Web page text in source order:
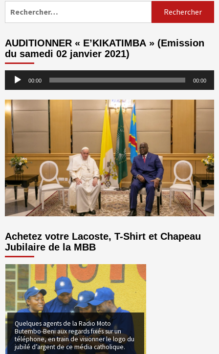
AUDITIONNER « E’KIKATIMBA » (Emission
du samedi 02 janvier 2021)
Lecteur 00:00 00:00
Achetez votre Lacoste, T-Shirt et Chapeau
Jubilaire de la MBB
Quelques agents de la Radio Moto
Butembo-Beni aux regards fixés sur un
téléphone, en train de visionner le logo du
jubilé d’argent de ce média catholique.